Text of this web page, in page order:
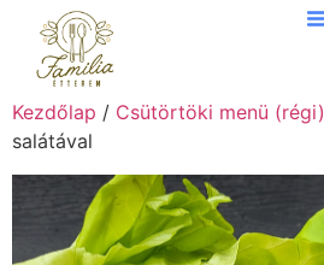
Kezdőlap / Csütörtöki menü (régi)
salátával